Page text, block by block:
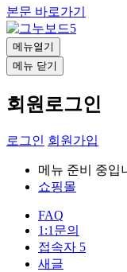
본문 바로가기
메뉴열기
메뉴 닫기
회원로그인
로그인 회원가입
메뉴 준비 중입
쇼핑몰
FAQ
1:1문의
접속자 5
새글